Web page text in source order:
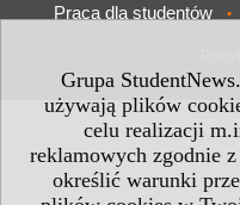
Grupa
używają plików
celu realizacji
reklamowych zgodnie z
określić warunki
Praca dla studentów •